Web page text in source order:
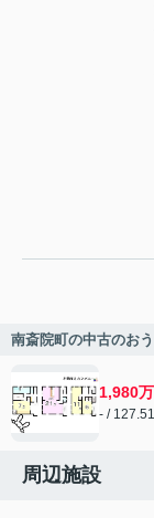
南斎院町の中古のお
1,980
- /
周辺施設